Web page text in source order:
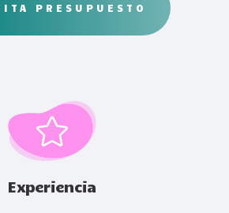
PRESUPUESTO

Experiencia